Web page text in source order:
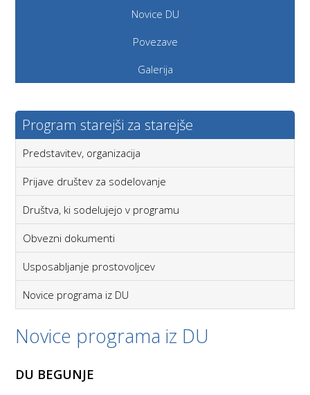
Novice DU
Povezave
Galerija
Program starejši za starejše
Predstavitev, organizacija
Prijave društev za sodelovanje
Društva, ki sodelujejo v programu
Obvezni dokumenti
Usposabljanje prostovoljcev
Novice programa iz DU
Novice programa iz DU
DU BEGUNJE